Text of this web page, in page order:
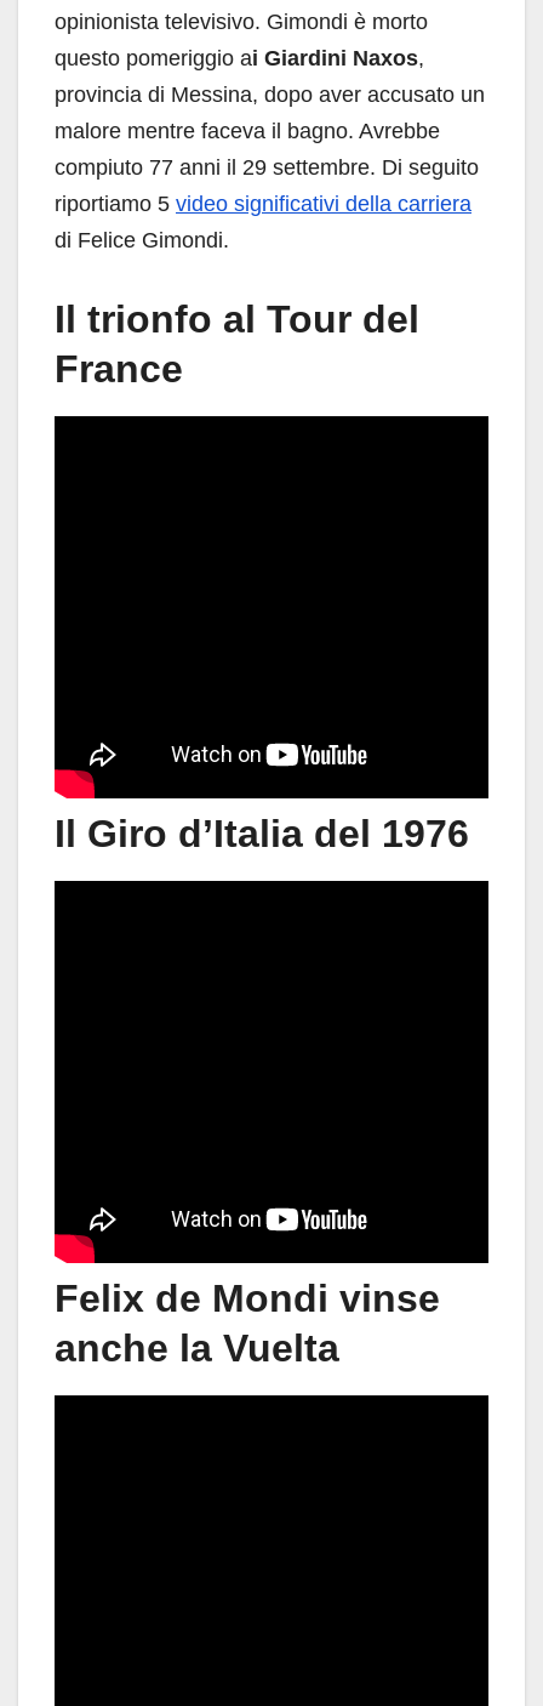
opinionista televisivo. Gimondi è morto
questo pomeriggio ai Giardini Naxos,
provincia di Messina, dopo aver accusato un
malore mentre faceva il bagno. Avrebbe
compiuto 77 anni il 29 settembre. Di seguito
riportiamo 5 video significativi della carriera
di Felice Gimondi.
Il trionfo al Tour del
France
Il Giro d’Italia del 1976
Felix de Mondi vinse
anche la Vuelta